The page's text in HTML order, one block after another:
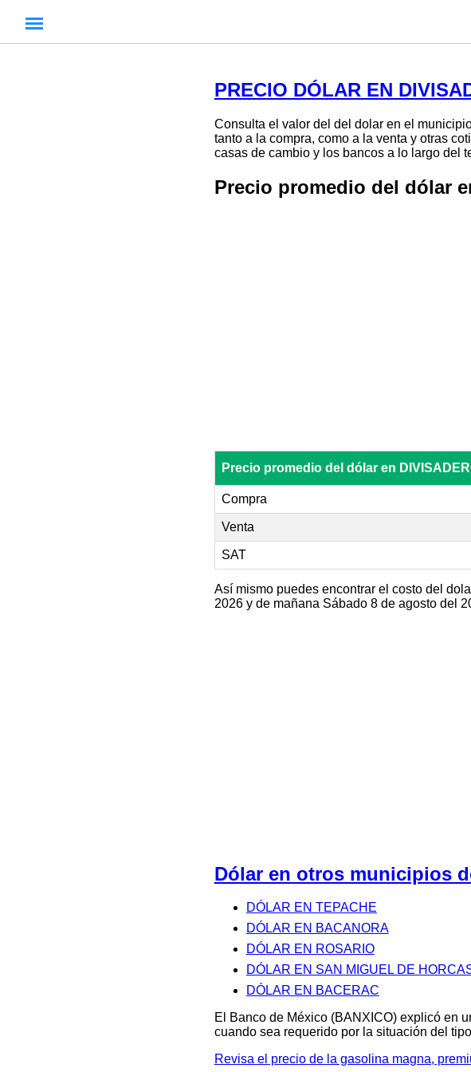
PRECIO DÓLAR EN
Consulta el valor del del dolar en el
tanto a la compra, como a la venta y otras
casas de cambio y los bancos a lo largo del
Precio promedio del dólar
Precio promedio del dólar en
Compra
Venta
SAT
Así mismo puedes encontrar el costo del
2026 y de mañana Sábado 8 de agosto del
Dólar en otros municipios
DÓLAR EN TEPACHE
DÓLAR EN BACANORA
DÓLAR EN ROSARIO
DÓLAR EN SAN MIGUEL DE
DÓLAR EN BACERAC
El Banco de México (BANXICO) explicó en
cuando sea requerido por la situación del
Revisa el precio de la gasolina magna,